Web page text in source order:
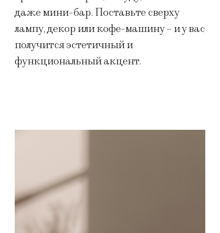
даже мини-бар. Поставьте сверху
лампу, декор или кофе-машину – и у вас
получится эстетичный и
функциональный акцент.